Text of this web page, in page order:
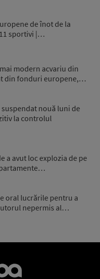
de înot de la
sportivi |…
modern acvariu din
din fonduri europene,…
nouă luni de
la controlul
a avut loc explozia de pe
oral lucrările pentru a
nepermis al…